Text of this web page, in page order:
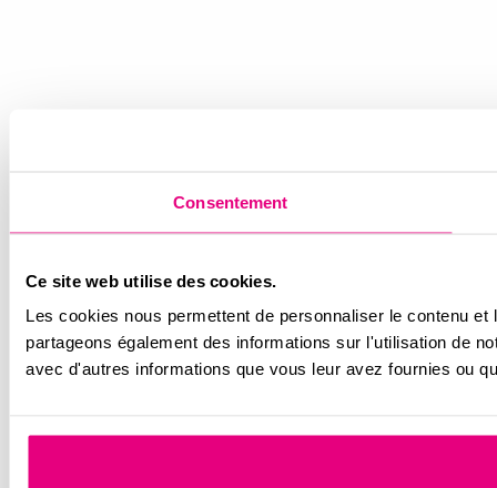
Consentement
Ce site web utilise des cookies.
Les cookies nous permettent de personnaliser le contenu
partageons également des informations sur l'utilisation de
avec d'autres informations que vous leur avez fournies ou